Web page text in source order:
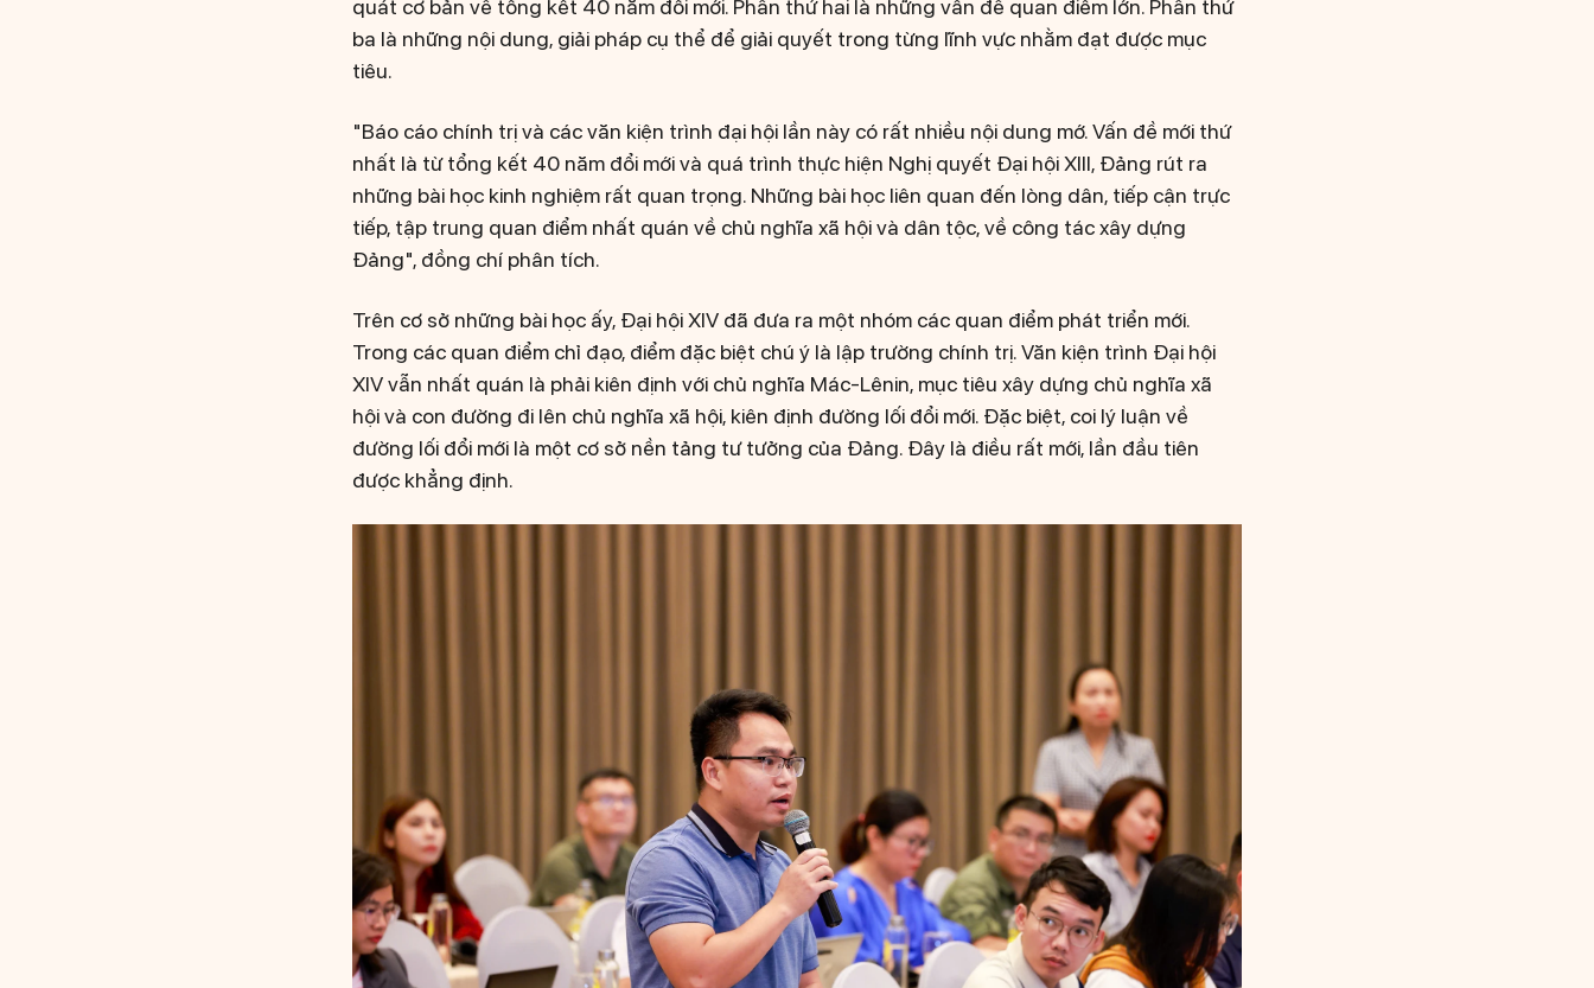
quát cơ bản về tổng kết 40 năm đổi mới. Phần thứ hai là những vấn đề quan điểm lớn. Phần thứ
ba là những nội dung, giải pháp cụ thể để giải quyết trong từng lĩnh vực nhằm đạt được mục
tiêu.
"Báo cáo chính trị và các văn kiện trình đại hội lần này có rất nhiều nội dung mớ. Vấn đề mới thứ
nhất là từ tổng kết 40 năm đổi mới và quá trình thực hiện Nghị quyết Đại hội XIII, Đảng rút ra
những bài học kinh nghiệm rất quan trọng. Những bài học liên quan đến lòng dân, tiếp cận trực
tiếp, tập trung quan điểm nhất quán về chủ nghĩa xã hội và dân tộc, về công tác xây dựng
Đảng", đồng chí phân tích.
Trên cơ sở những bài học ấy, Đại hội XIV đã đưa ra một nhóm các quan điểm phát triển mới.
Trong các quan điểm chỉ đạo, điểm đặc biệt chú ý là lập trường chính trị. Văn kiện trình Đại hội
XIV vẫn nhất quán là phải kiên định với chủ nghĩa Mác-Lênin, mục tiêu xây dựng chủ nghĩa xã
hội và con đường đi lên chủ nghĩa xã hội, kiên định đường lối đổi mới. Đặc biệt, coi lý luận về
đường lối đổi mới là một cơ sở nền tảng tư tưởng của Đảng. Đây là điều rất mới, lần đầu tiên
được khẳng định.